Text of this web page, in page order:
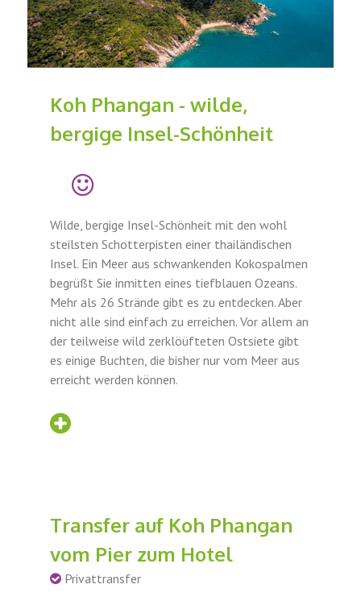
Koh Phangan - wilde,
bergige Insel-Schönheit
Wilde, bergige Insel-Schönheit mit den wohl
steilsten Schotterpisten einer thailändischen
Insel. Ein Meer aus schwankenden Kokospalmen
begrüßt Sie inmitten eines tiefblauen Ozeans.
Mehr als 26 Strände gibt es zu entdecken. Aber
nicht alle sind einfach zu erreichen. Vor allem an
der teilweise wild zerklöüfteten Ostsiete gibt
es einige Buchten, die bisher nur vom Meer aus
erreicht werden können.
Transfer auf Koh Phangan
vom Pier zum Hotel
Privattransfer